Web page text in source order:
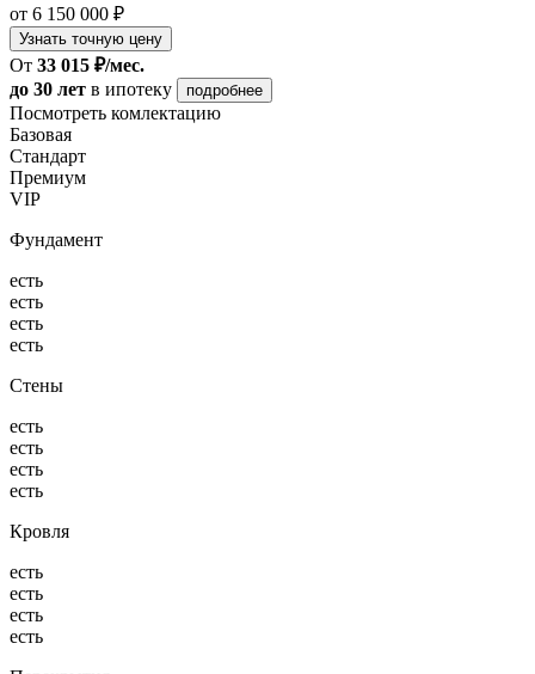
от 6 150 000 ₽
Узнать точную цену
От 33 015 ₽/мес.
до 30 лет в ипотеку подробнее
Посмотреть комлектацию
Базовая
Стандарт
Премиум
VIP
Фундамент
есть
есть
есть
есть
Стены
есть
есть
есть
есть
Кровля
есть
есть
есть
есть